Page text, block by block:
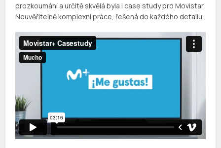
prozkoumání a určitě skvělá byla i case study pro Movistar.
Neuvěřitelně komplexní práce, řešená do každého detailu.